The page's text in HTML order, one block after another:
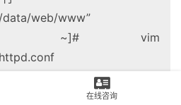
data/web/www”
~]# vim
httpd -t
~]# systemctl restart
在线咨询